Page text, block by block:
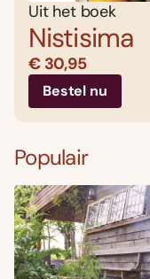
Uit het boek
Nistisima
€ 30,95
Bestel nu
Populair